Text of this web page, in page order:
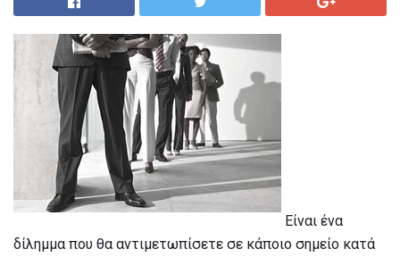
Είναι ένα
δίλημμα που θα αντιμετωπίσετε σε κάποιο σημείο κατά